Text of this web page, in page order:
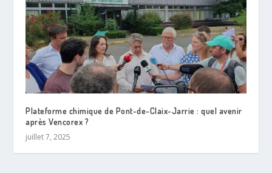
Plateforme chimique de Pont-de-Claix-Jarrie : quel avenir
après Vencorex ?
juillet 7, 2025